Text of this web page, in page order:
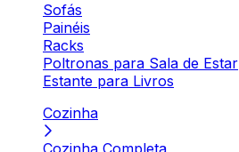
Sofás
Painéis
Racks
Poltronas para Sala de Estar
Estante para Livros
Cozinha
Cozinha Completa